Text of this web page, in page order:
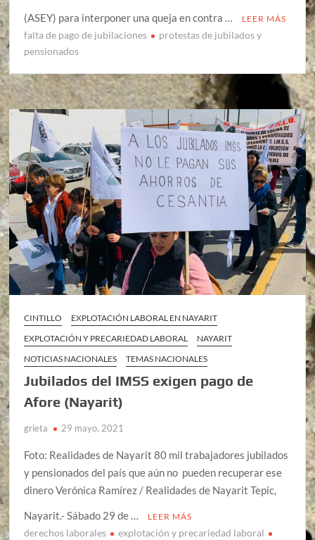
(ASEY) para interponer una queja en contra … LEER MÁS
falta de pago de jubilaciones
protestas de jubilados y
pensionados
CINTILLO
EXPLOTACIÓN LABORAL EN NAYARIT
EXPLOTACIÓN Y PRECARIEDAD LABORAL
NAYARIT
NOTICIAS NACIONALES
TEMAS NACIONALES
Jubilados del IMSS exigen pago de
Afore (Nayarit)
grieta 29 mayo, 2021
Foto: Realidades de Nayarit 80 mil trabajadores jubilados
y pensionados del país que aún no pueden recuperar ese
dinero Verónica Ramírez / Realidades de Nayarit Tepic,
Nayarit.- Sábado 29 de …
LEER MÁS
derechos laborales
explotación y precariedad laboral